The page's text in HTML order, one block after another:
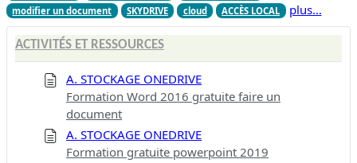
modifier un document
SKYDRIVE cloud ACCÈS LOCAL plus…
ACTIVITÉS ET RESSOURCES
A. STOCKAGE ONEDRIVE
Formation Word 2016 gratuite faire un
document
A. STOCKAGE ONEDRIVE
Formation gratuite powerpoint 2019